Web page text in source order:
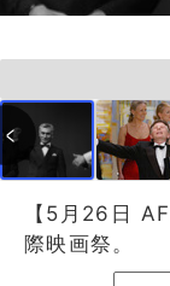
【5月26日
際映画祭。